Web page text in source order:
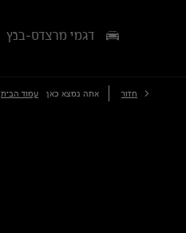
דגמי מרצדס-בנץ
חזור אתה נמצא כאן עמוד הבית